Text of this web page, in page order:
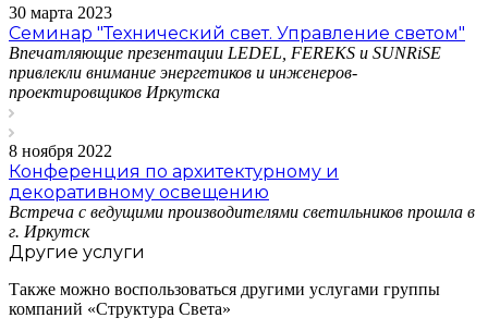
30 марта 2023
Семинар "Технический свет. Управление светом"
Впечатляющие презентации LEDEL, FEREKS и SUNRiSE
привлекли внимание энергетиков и инженеров-
проектировщиков Иркутска
8 ноября 2022
Конференция по архитектурному и
декоративному освещению
Встреча с ведущими производителями светильников прошла в
г. Иркутск
Другие услуги
Также можно воспользоваться другими услугами группы
компаний «Структура Света»